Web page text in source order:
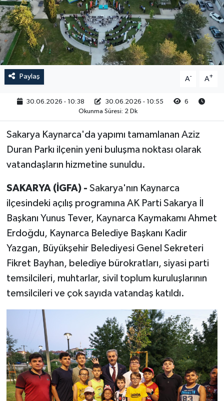
Paylaş A- A+
30.06.2026 - 10:38 30.06.2026 - 10:55
6
Okunma Süresi: 2 Dk
Sakarya Kaynarca'da yapımı tamamlanan Aziz
Duran Parkı ilçenin yeni buluşma noktası olarak
vatandaşların hizmetine sunuldu.
SAKARYA (İGFA) - Sakarya'nın Kaynarca
ilçesindeki açılış programına AK Parti Sakarya İl
Başkanı Yunus Tever, Kaynarca Kaymakamı Ahmet
Erdoğdu, Kaynarca Belediye Başkanı Kadir
Yazgan, Büyükşehir Belediyesi Genel Sekreteri
Fikret Bayhan, belediye bürokratları, siyasi parti
temsilcileri, muhtarlar, sivil toplum kuruluşlarının
temsilcileri ve çok sayıda vatandaş katıldı.
RESMİ İLAN